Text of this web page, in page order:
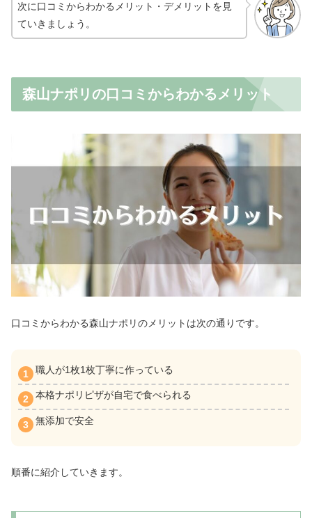
次に口コミからわかるメリット・デメリットを見
ていきましょう。
森山ナポリの口コミからわかるメリット
口コミからわかる森山ナポリのメリットは次の通りです。
職人が1枚1枚丁寧に作っている
本格ナポリピザが自宅で食べられる
無添加で安全
順番に紹介していきます。